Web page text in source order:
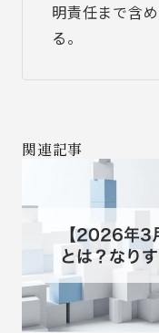
明責任まで含
る。
関連記事